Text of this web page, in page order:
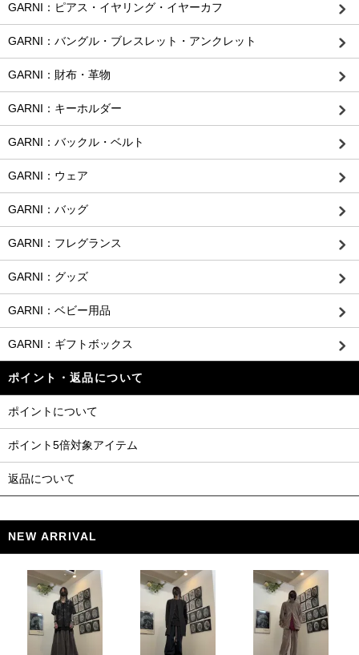
GARNI：ピアス・イヤリング・イヤーカフ
GARNI：バングル・ブレスレット・アンクレット
GARNI：財布・革物
GARNI：キーホルダー
GARNI：バックル・ベルト
GARNI：ウェア
GARNI：バッグ
GARNI：フレグランス
GARNI：グッズ
GARNI：ベビー用品
GARNI：ギフトボックス
ポイント・返品について
ポイントについて
ポイント5倍対象アイテム
返品について
NEW ARRIVAL